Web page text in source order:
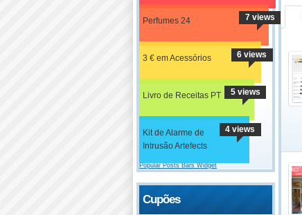
Perfumes 24 7 views
3 € em Acessórios 6 views
Livro de Receitas PT 5 views
Kit de Alarme de
Intrusão Artefects
4 views
Popular Posts Bars Widget
Cupões